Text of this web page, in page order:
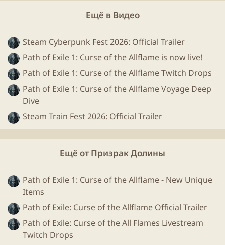
Ещё в Видео
Steam Cyberpunk Fest 2026: Official Trailer
Path of Exile 1: Curse of the Allflame is now live!
Path of Exile 1: Curse of the Allflame Twitch Drops
Path of Exile 1: Curse of the Allflame Voyage Deep
Dive
Steam Train Fest 2026: Official Trailer
Ещё от Призрак Долины
Path of Exile 1: Curse of the Allflame - New Unique
Items
Path of Exile: Curse of the Allflame Official Trailer
Path of Exile: Curse of the All Flames Livestream
Twitch Drops